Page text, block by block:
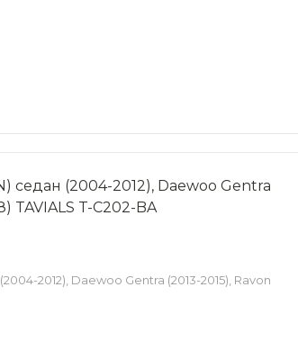
седан (2004-2012), Daewoo Gentra
TAVIALS T-C202-BA
2012), Daewoo Gentra (2013-2015), Ravon